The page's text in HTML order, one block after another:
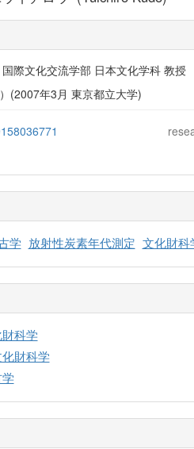
際文化交流学部 日本文化学科 教授
(2007年3月 東京都立大学)
学 放射性炭素年代測定 文化財科
科学
財科学